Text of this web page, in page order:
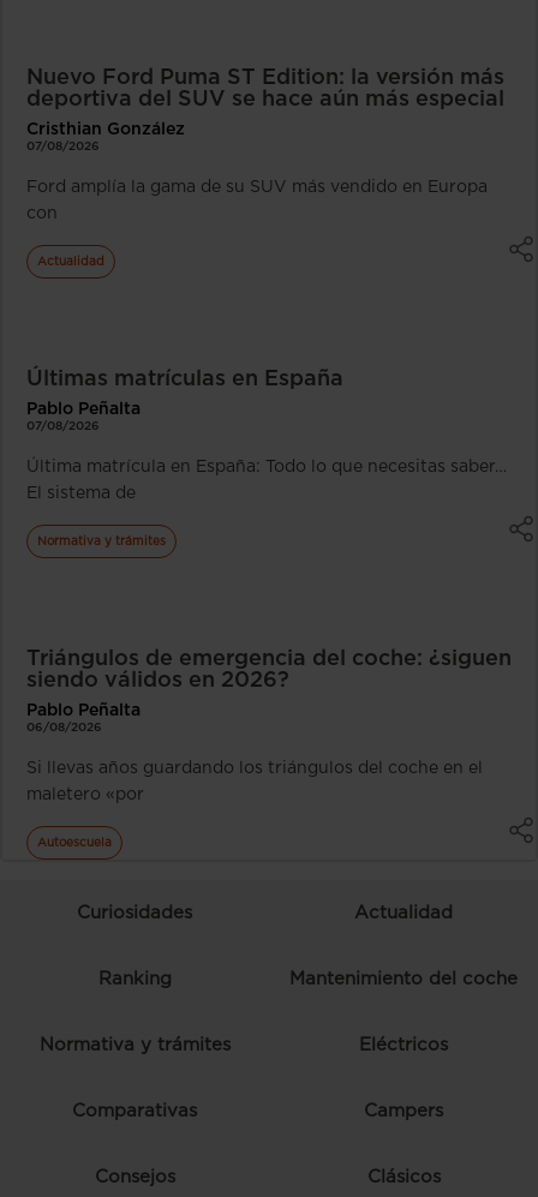
Nuevo Ford Puma ST Edition: la versión más
deportiva del SUV se hace aún más especial
Cristhian González
07/08/2026
Ford amplía la gama de su SUV más vendido en Europa
con
Actualidad
Últimas matrículas en España
Pablo Peñalta
07/08/2026
Última matrícula en España: Todo lo que necesitas saber…
El sistema de
Normativa y trámites
Triángulos de emergencia del coche: ¿siguen
siendo válidos en 2026?
Pablo Peñalta
06/08/2026
Si llevas años guardando los triángulos del coche en el
maletero «por
Autoescuela
Curiosidades Actualidad
Ranking Mantenimiento del coche
Normativa y trámites Eléctricos
Comparativas Campers
Consejos Clásicos